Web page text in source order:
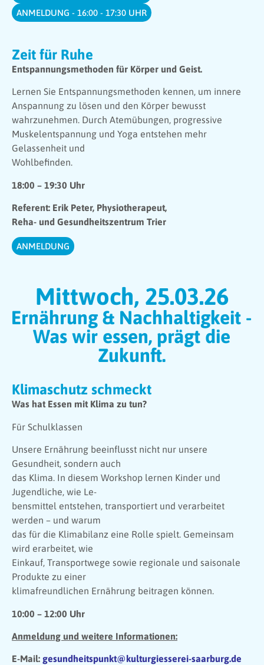
ANMELDUNG - 16:00 - 17:30 UHR
Zeit für Ruhe
Entspannungsmethoden für Körper und Geist.
Lernen Sie Entspannungsmethoden kennen, um innere
Anspannung zu lösen und den Körper bewusst
wahrzunehmen. Durch Atemübungen, progressive
Muskelentspannung und Yoga entstehen mehr
Gelassenheit und
Wohlbefinden.
18:00 – 19:30 Uhr
Referent: Erik Peter, Physiotherapeut,
Reha- und Gesundheitszentrum Trier
ANMELDUNG
Mittwoch, 25.03.26
Ernährung & Nachhaltigkeit -
Was wir essen, prägt die
Zukunft.
Klimaschutz schmeckt
Was hat Essen mit Klima zu tun?
Für Schulklassen
Unsere Ernährung beeinflusst nicht nur unsere
Gesundheit, sondern auch
das Klima. In diesem Workshop lernen Kinder und
Jugendliche, wie Le-
bensmittel entstehen, transportiert und verarbeitet
werden – und warum
das für die Klimabilanz eine Rolle spielt. Gemeinsam
wird erarbeitet, wie
Einkauf, Transportwege sowie regionale und saisonale
Produkte zu einer
klimafreundlichen Ernährung beitragen können.
10:00 – 12:00 Uhr
Anmeldung und weitere Informationen:
E-Mail: gesundheitspunkt@kulturgiesserei-saarburg.de